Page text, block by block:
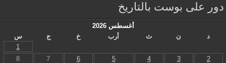
دور على بوست بالتاريخ
أغسطس 2026
د
ن ث أرب خ ج
س
1
2
3
4
5
6
7
8